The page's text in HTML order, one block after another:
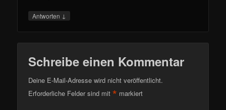
Antworten ↓
Schreibe einen Kommentar
Deine E-Mail-Adresse wird nicht veröffentlicht.
Erforderliche Felder sind mit* markiert